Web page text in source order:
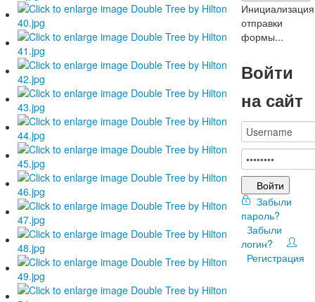
Инициализация
отправки
формы...
Войти
на сайт
Войти
Забыли
пароль?
Забыли
логин?
Регистрация